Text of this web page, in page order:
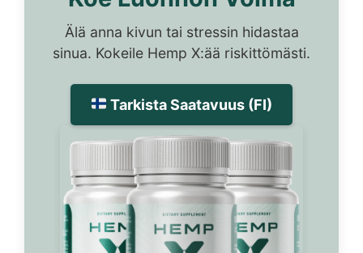
Älä anna kivun tai stressin hidastaa
sinua. Kokeile Hemp X:ää riskittömästi.
Tarkista Saatavuus (FI)